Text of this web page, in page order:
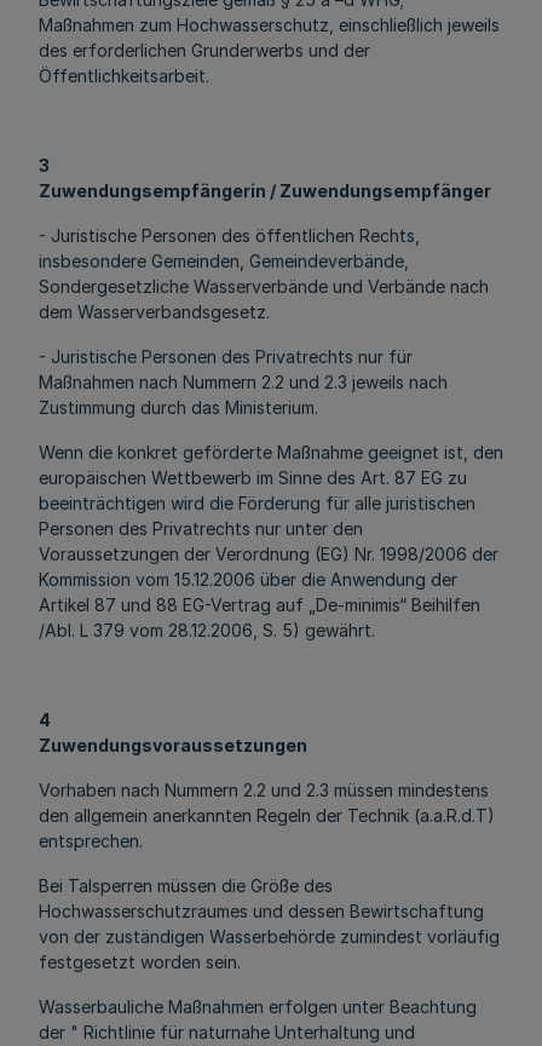
Maßnahmen zum Hochwasserschutz, einschließlich jeweils
des erforderlichen Grunderwerbs und der
Öffentlichkeitsarbeit.
3
Zuwendungsempfängerin / Zuwendungsempfänger
- Juristische Personen des öffentlichen Rechts,
insbesondere Gemeinden, Gemeindeverbände,
Sondergesetzliche Wasserverbände und Verbände nach
dem Wasserverbandsgesetz.
- Juristische Personen des Privatrechts nur für
Maßnahmen nach Nummern 2.2 und 2.3 jeweils nach
Zustimmung durch das Ministerium.
Wenn die konkret geförderte Maßnahme geeignet ist, den
europäischen Wettbewerb im Sinne des Art. 87 EG zu
beeinträchtigen wird die Förderung für alle juristischen
Personen des Privatrechts nur unter den
Voraussetzungen der Verordnung (EG) Nr. 1998/2006 der
Kommission vom 15.12.2006 über die Anwendung der
Artikel 87 und 88 EG-Vertrag auf „De-minimis“ Beihilfen
/Abl. L 379 vom 28.12.2006, S. 5) gewährt.
4
Zuwendungsvoraussetzungen
Vorhaben nach Nummern 2.2 und 2.3 müssen mindestens
den allgemein anerkannten Regeln der Technik (a.a.R.d.T)
entsprechen.
Bei Talsperren müssen die Größe des
Hochwasserschutzraumes und dessen Bewirtschaftung
von der zuständigen Wasserbehörde zumindest vorläufig
festgesetzt worden sein.
Wasserbauliche Maßnahmen erfolgen unter Beachtung
der " Richtlinie für naturnahe Unterhaltung und